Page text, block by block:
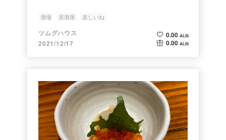
酒場 居酒屋 楽しいね
ツムグハウス
2021/12/17
0.00 ALIS
0.00 ALIS